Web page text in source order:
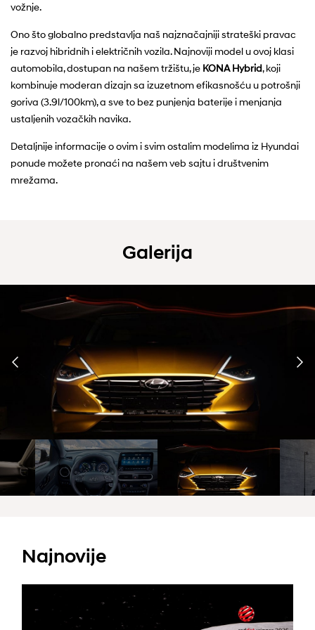
vožnje.
Ono što globalno predstavlja naš najznačajniji strateški pravac
je razvoj hibridnih i električnih vozila. Najnoviji model u ovoj klasi
automobila, dostupan na našem tržištu, je KONA Hybrid, koji
kombinuje moderan dizajn sa izuzetnom efikasnošću u potrošnji
goriva (3.9l/100km), a sve to bez punjenja baterije i menjanja
ustaljenih vozačkih navika.
Detaljnije informacije o ovim i svim ostalim modelima iz Hyundai
ponude možete pronaći na našem veb sajtu i društvenim
mrežama.
Galerija
Najnovije